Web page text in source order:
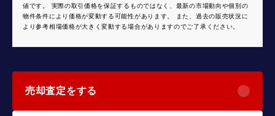
値です。 実際の取引価格を保証するものではなく、最新の市場動向や個別の
物件条件により価格が変動する可能性があります。 また、過去の販売状況に
より参考相場価格が大きく変動する場合がありますのでご了承ください。
売却査定をする